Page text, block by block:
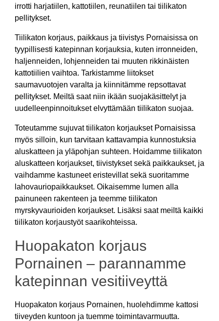
irrotti harjatiilen, kattotiilen, reunatiilen tai tiilikaton
pellitykset.
Tiilikaton korjaus, paikkaus ja tiivistys Pornaisissa on
tyypillisesti katepinnan korjauksia, kuten irronneiden,
haljenneiden, lohjenneiden tai muuten rikkinäisten
kattotiilien vaihtoa. Tarkistamme liitokset
saumavuotojen varalta ja kiinnitämme repsottavat
pellitykset. Meiltä saat niin ikään suojakäsittelyt ja
uudelleenpinnoitukset elvyttämään tiilikaton suojaa.
Toteutamme sujuvat tiilikaton korjaukset Pornaisissa
myös silloin, kun tarvitaan kattavampia kunnostuksia
aluskatteen ja yläpohjan suhteen. Hoidamme tiilikaton
aluskatteen korjaukset, tiivistykset sekä paikkaukset, ja
vaihdamme kastuneet eristevillat sekä suoritamme
lahovauriopaikkaukset. Oikaisemme lumen alla
painuneen rakenteen ja teemme tiilikaton
myrskyvaurioiden korjaukset. Lisäksi saat meiltä kaikki
tiilikaton korjaustyöt saarikohteissa.
Huopakaton korjaus
Pornainen – parannamme
katepinnan vesitiiveyttä
Huopakaton korjaus Pornainen, huolehdimme kattosi
tiiveyden kuntoon ja tuemme toimintavarmuutta.